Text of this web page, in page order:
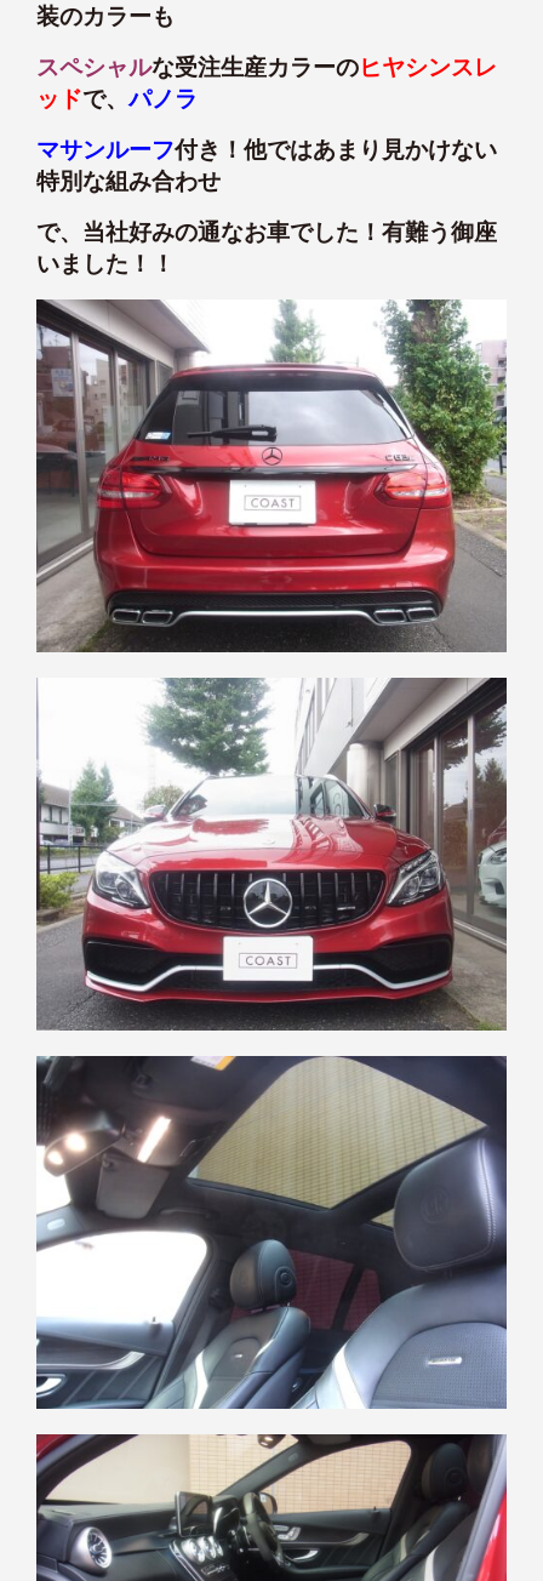
装のカラーも
スペシャルな受注生産カラーのヒヤシンスレ
ッドで、パノラ
マサンルーフ付き！他ではあまり見かけない
特別な組み合わせ
で、当社好みの通なお車でした！有難う御座
いました！！